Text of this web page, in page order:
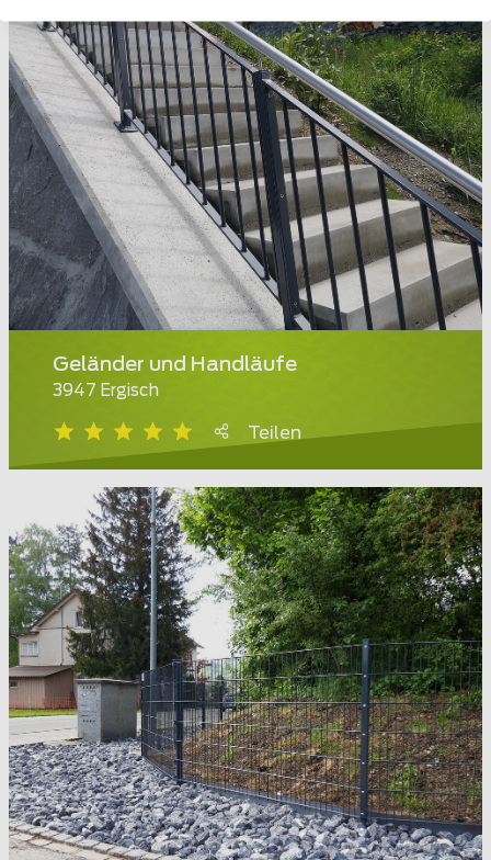
Geländer und Handläufe
3947 Ergisch
Teilen